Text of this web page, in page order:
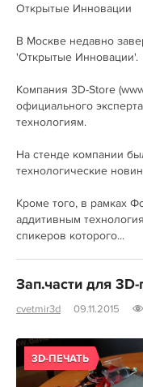
Открытые Инновации
В Москве недавно
'Открытые Инновации'.
Компания 3D-Store
официального
технологиям.
На стенде компании
технологические
Кроме того, в рамках
аддитивным
спикеров которого...
Зап.части для
cvetmir3d 09.11.2015
3D-ПЕЧАТЬ